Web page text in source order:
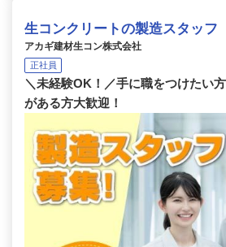
生コンクリートの製造スタッフ
アカギ建材生コン株式会社
正社員
＼未経験OK！／手に職をつけたい
がある方大歓迎！